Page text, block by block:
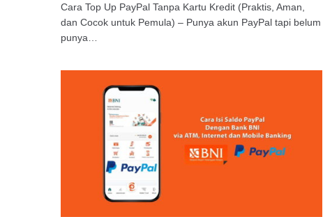
Cara Top Up PayPal Tanpa Kartu Kredit (Praktis, Aman,
dan Cocok untuk Pemula) – Punya akun PayPal tapi belum
punya…